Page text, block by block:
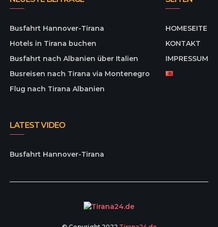
Busfahrt Hannover-Tirana
Hotels in Tirana buchen
Busfahrt nach Albanien über Italien
Busreisen nach Tirana via Montenegro
Flug nach Tirana Albanien
HOMESEITE
KONTAKT
IMPRESSUM
LATEST VIDEO
Busfahrt Hannover-Tirana